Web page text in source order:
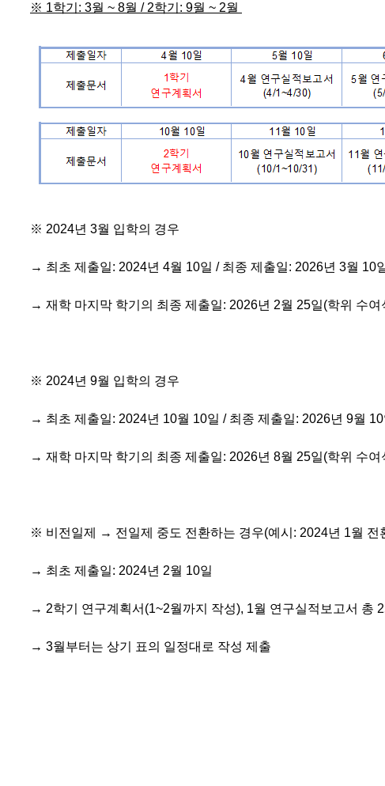
※ 1학기: 3월 ~ 8월 / 2학기: 9월 ~ 2월
※ 2024년 3월 입학의 경우
→ 최초 제출일: 2024년 4월 10일 / 최종 제출일: 2026년 3월 10
→ 재학 마지막 학기의 최종 제출일: 2026년 2월 25일(학위 수
※ 2024년 9월 입학의 경우
→ 최초 제출일: 2024년 10월 10일 / 최종 제출일: 2026년 9월 10
→ 재학 마지막 학기의 최종 제출일: 2026년 8월 25일(학위 수
※ 비전일제 → 전일제 중도 전환하는 경우(예시: 2024년 1월 전
→ 최초 제출일: 2024년 2월 10일
→ 2학기 연구계획서(1~2월까지 작성), 1월 연구실적보고서 총
→ 3월부터는 상기 표의 일정대로 작성 제출